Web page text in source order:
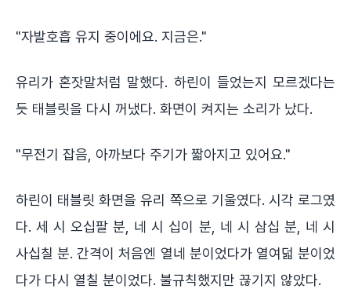
"자발호흡 유지 중이에요. 지금은."
유리가 혼잣말처럼 말했다. 하린이 들었는지 모르겠다는
듯 태블릿을 다시 꺼냈다. 화면이 켜지는 소리가 났다.
"무전기 잡음, 아까보다 주기가 짧아지고 있어요."
하린이 태블릿 화면을 유리 쪽으로 기울였다. 시각 로그였
다. 세 시 오십팔 분, 네 시 십이 분, 네 시 삼십 분, 네 시
사십칠 분. 간격이 처음엔 열네 분이었다가 열여덟 분이었
다가 다시 열칠 분이었다. 불규칙했지만 끊기지 않았다.